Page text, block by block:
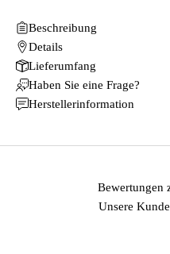
Beschreibung
Details
Lieferumfang
Haben Sie eine Frage?
Herstellerinformation
Bewertungen
Unsere